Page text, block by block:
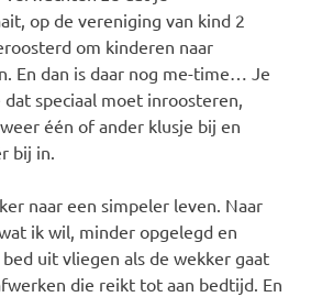
op de vereniging van kind 2
om kinderen naar
En dan is daar nog me-time… Je
speciaal moet inroosteren,
één of ander klusje bij en
bij in.
naar een simpeler leven. Naar
ik wil, minder opgelegd en
uit vliegen als de wekker gaat
die reikt tot aan bedtijd. En